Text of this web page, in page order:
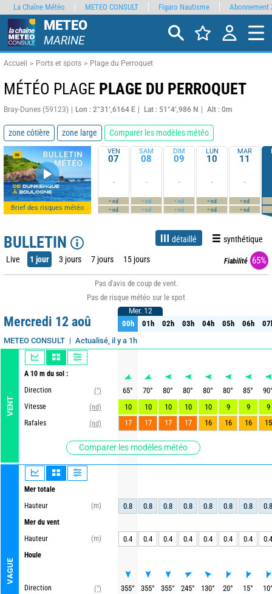
METEO
MARINE
Accueil Ports et spots Plage du Perroquet
MÉTÉO PLAGE PLAGE DU PERROQUET
Bray-Dunes (59123) Lon : 2°31’,6164 E Lat : 51°4’,986 N Alt : 0m
zone côtière zone large Comparer les modèles météo
Brief des risques météo
VEN
07
-
-nd
-nd
SAM
08
-
-nd
-nd
DIM
09
-
-nd
-nd
LUN
10
-
-nd
-nd
MAR
11
-
-nd
-nd
BULLETIN détaillé synthétique
Live 1 jour 3 jours 7 jours 15 jours Fiabilité 65%
Pas d'avis de coup de vent.
Pas de risque météo sur le spot
Mercredi 12 aoû
METEO CONSULT Actualisé, il y a 1h
VENT
A 10 m du sol :
Direction
(°)
Vitesse
(nd)
Rafales
(nd)
Comparer les modèles météo
VAGUE
Mer totale
Hauteur
(m)
Mer du vent
Hauteur
(m)
Houle
Direction
(°)
Mer. 12
00h 01h 02h 03h 04h 05h 06h
Mer. 12
00h 01h 02h 03h 04h 05h 06h
65° 70° 80° 80° 80° 80° 85° 90
10
10 10 10 10 9 9
9
17
17 17 17 16 16 16 15
0.8 0.8 0.8 0.8 0.8 0.8 0.8 0.8
0.4 0.4 0.4 0.4 0.4 0.4 0.4 0.4
355° 355° 355° 245° 130° 20° 15° 10
La Chaîne Météo METEO CONSULT Figaro Nautisme Abonnement